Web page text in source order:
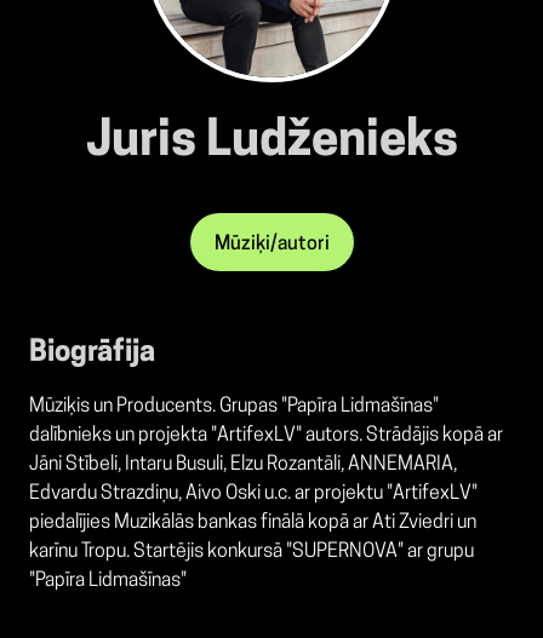
Juris Ludženieks
Mūziķi/autori
Biogrāfija
Mūziķis un Producents. Grupas "Papīra Lidmašīnas"
dalībnieks un projekta "ArtifexLV" autors. Strādājis kopā ar
Jāni Stībeli, Intaru Busuli, Elzu Rozantāli, ANNEMARIA,
Edvardu Strazdiņu, Aivo Oski u.c. ar projektu "ArtifexLV"
piedalījies Muzikālās bankas finālā kopā ar Ati Zviedri un
karīnu Tropu. Startējis konkursā "SUPERNOVA" ar grupu
"Papīra Lidmašīnas"